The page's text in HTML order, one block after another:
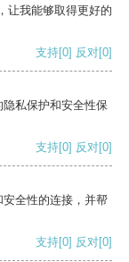
让我能够取得更好的
支持[0] 反对[0]
私保护和安全性保
支持[0] 反对[0]
全性的连接，并帮
支持[0] 反对[0]